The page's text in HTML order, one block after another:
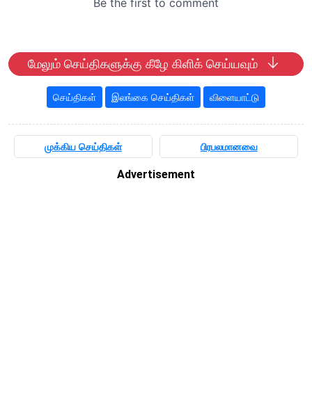
மேலும் செய்திகளுக்கு கீழே கிளிக் செய்யவும்
செய்திகள் இலங்கை செய்திகள் விளையாட்டு
முக்கிய செய்திகள் பிரபலமானவை
Advertisement